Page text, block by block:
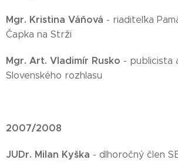
Mgr. Kristina Váňová - riaditeľka
Čapka na Strži
Mgr. Art. Vladimír Rusko - publicista
Slovenského rozhlasu
2007/2008
JUDr. Milan Kyška - dlhoročný člen